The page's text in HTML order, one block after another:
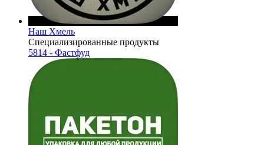
Наш Хмель
Специализированные продукты
5814 - Фастфуд